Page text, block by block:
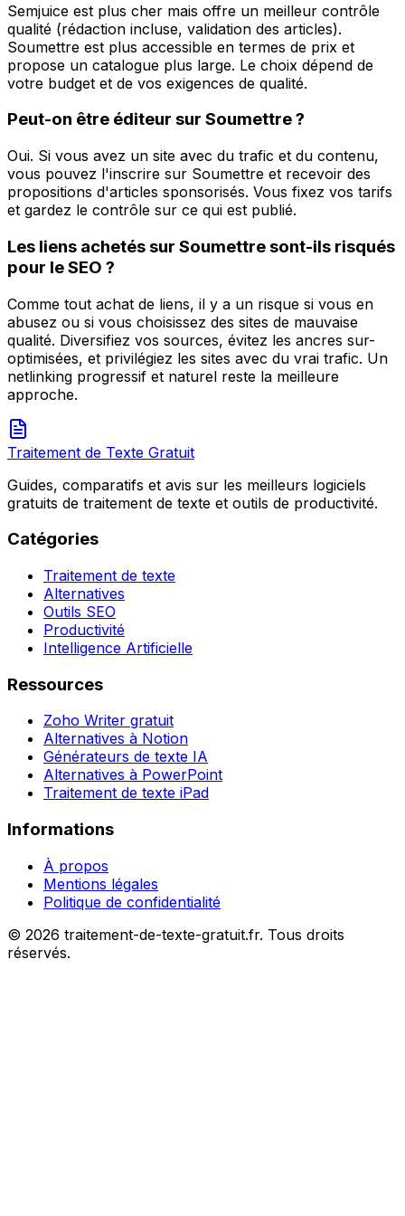
Semjuice est plus cher mais offre un meilleur contrôle
qualité (rédaction incluse, validation des articles).
Soumettre est plus accessible en termes de prix et
propose un catalogue plus large. Le choix dépend de
votre budget et de vos exigences de qualité.
Peut-on être éditeur sur Soumettre ?
Oui. Si vous avez un site avec du trafic et du contenu,
vous pouvez l'inscrire sur Soumettre et recevoir des
propositions d'articles sponsorisés. Vous fixez vos tarifs
et gardez le contrôle sur ce qui est publié.
Les liens achetés sur Soumettre sont-ils risqués
pour le SEO ?
Comme tout achat de liens, il y a un risque si vous en
abusez ou si vous choisissez des sites de mauvaise
qualité. Diversifiez vos sources, évitez les ancres sur-
optimisées, et privilégiez les sites avec du vrai trafic. Un
netlinking progressif et naturel reste la meilleure
approche.
Traitement de Texte Gratuit
Guides, comparatifs et avis sur les meilleurs logiciels
gratuits de traitement de texte et outils de productivité.
Catégories
Traitement de texte
Alternatives
Outils SEO
Productivité
Intelligence Artificielle
Ressources
Zoho Writer gratuit
Alternatives à Notion
Générateurs de texte IA
Alternatives à PowerPoint
Traitement de texte iPad
Informations
À propos
Mentions légales
Politique de confidentialité
© 2026 traitement-de-texte-gratuit.fr. Tous droits
réservés.